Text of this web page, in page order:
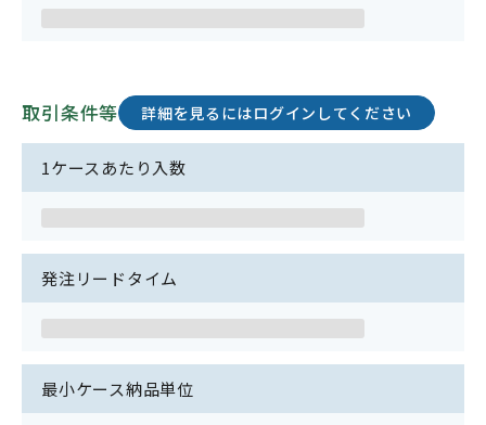
取引条件等 詳細を見るにはログインしてください
1ケースあたり入数
発注リードタイム
最小ケース納品単位